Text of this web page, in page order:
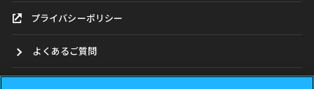
プライバシーポリシー
よくあるご質問